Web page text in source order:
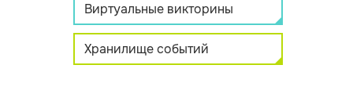
Виртуальные викторины
Хранилище событий